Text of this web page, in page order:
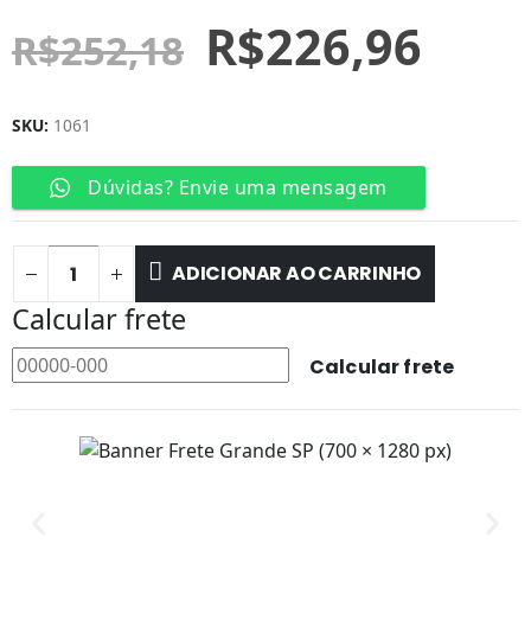
R$252,18 R$226,96
SKU: 1061
Dúvidas? Envie uma mensagem
ADICIONAR AO CARRINHO
Calcular frete